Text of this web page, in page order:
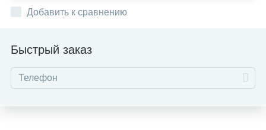
Добавить к сравнению
Быстрый заказ